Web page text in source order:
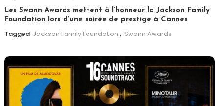
Les Swann Awards mettent à l’honneur la Jackson Family
Foundation lors d’une soirée de prestige à Cannes
Tagged Jackson Family Foundation , Swann Awards